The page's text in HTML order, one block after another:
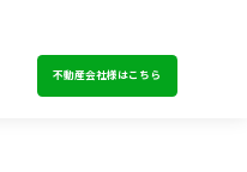
不動産会社様はこちら